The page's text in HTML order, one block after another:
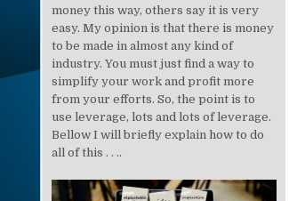
money this way, others say it is very
easy. My opinion is that there is money
to be made in almost any kind of
industry. You must just find a way to
simplify your work and profit more
from your efforts. So, the point is to
use leverage, lots and lots of leverage.
Bellow I will briefly explain how to do
all of this . . ..